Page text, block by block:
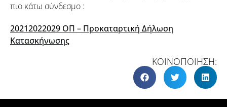
πιο κάτω σύνδεσμο :
20212022029 ΟΠ – Προκαταρτική Δήλωση
Κατασκήνωσης
ΚΟΙΝΟΠΟΙΗΣΗ: